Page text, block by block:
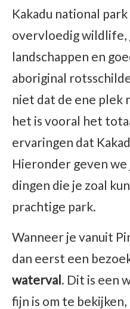
Kakadu national
overvloedig wildlife,
landschappen en
aboriginal
niet dat de ene plek
het is vooral het
ervaringen dat
Hieronder geven we
dingen die je zoal
prachtige park.
Wanneer je vanuit
dan eerst een
waterval. Dit is een
fijn is om te bekijken,